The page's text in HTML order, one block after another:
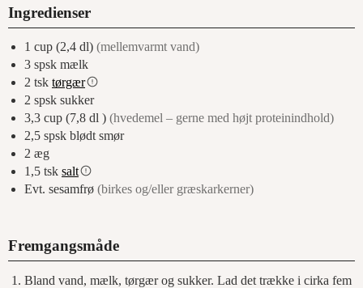
Ingredienser
1 cup (2,4 dl) (mellemvarmt vand)
3 spsk mælk
2 tsk tørgær
2 spsk sukker
3,3 cup (7,8 dl ) (hvedemel – gerne med højt proteinindhold)
2,5 spsk blødt smør
2 æg
1,5 tsk salt
Evt. sesamfrø (birkes og/eller græskarkerner)
Fremgangsmåde
Bland vand, mælk, tørgær og sukker. Lad det trække i cirka fem